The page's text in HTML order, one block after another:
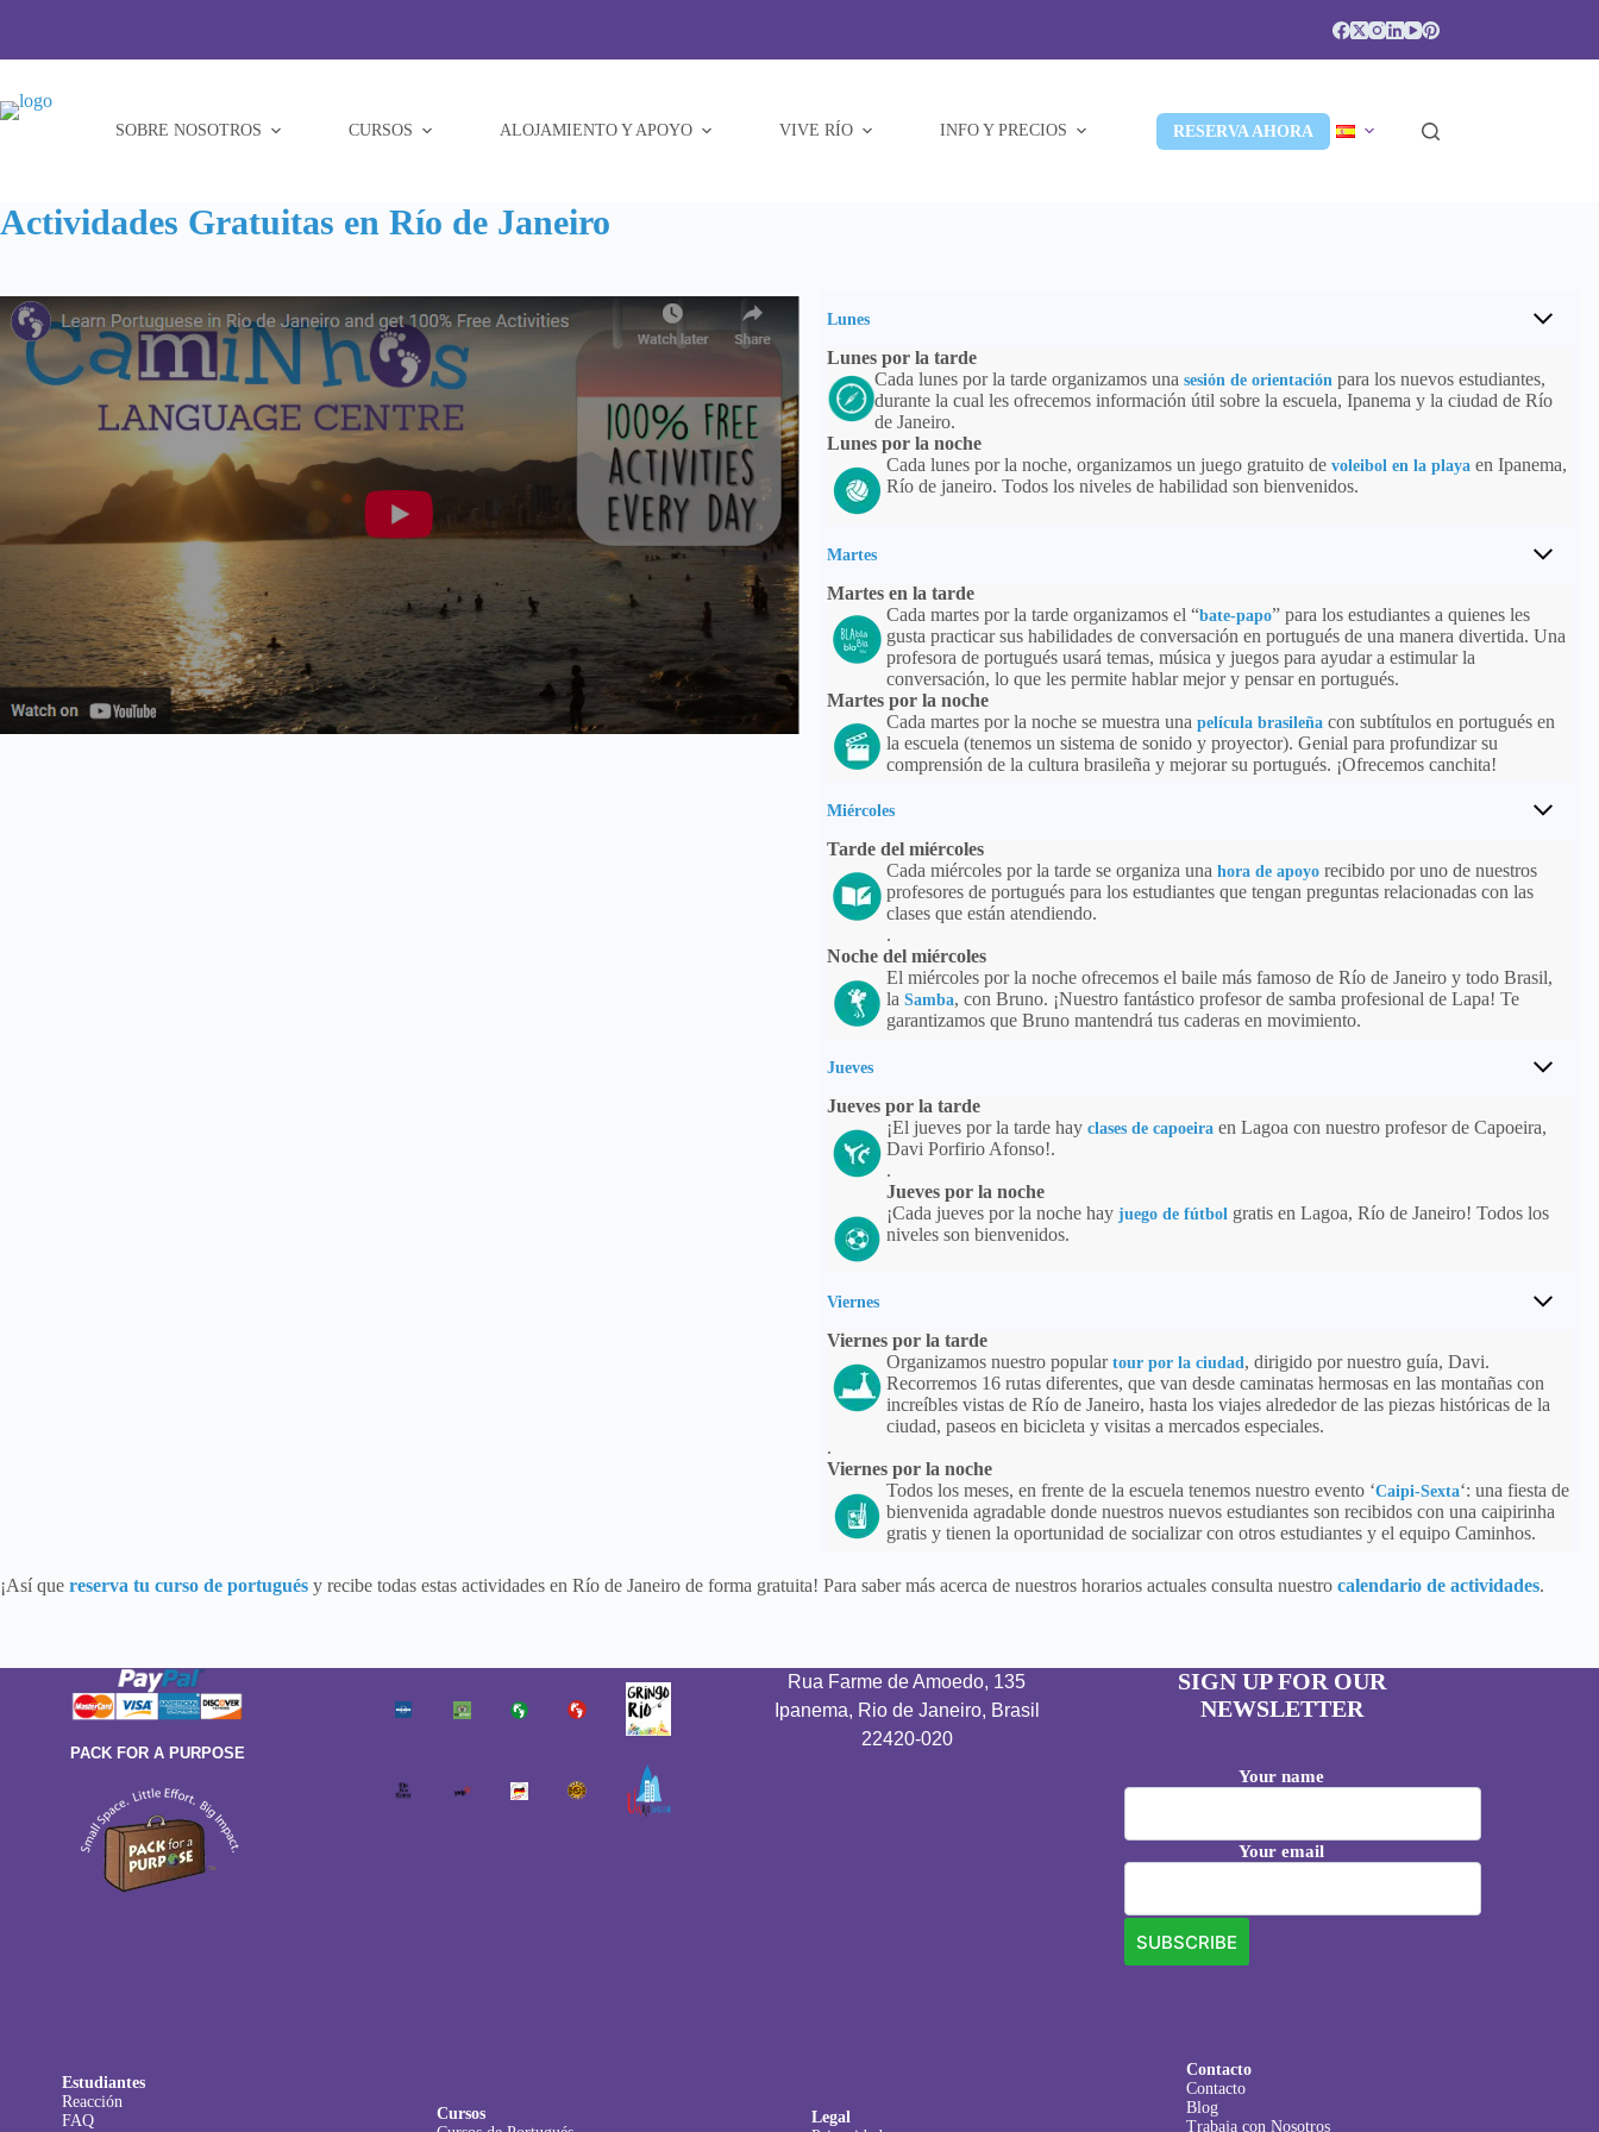
SOBRE NOSOTROS CURSOS ALOJAMIENTO Y APOYO VIVE RÍO INFO Y PRECIOS RESERVA AHORA
Actividades Gratuitas en Río de Janeiro
Lunes
Lunes por la tarde
Cada lunes por la tarde organizamos unasesión de orientación para los nuevos estudiantes,
durante la cual les ofrecemos información útil sobre la escuela, Ipanema y la ciudad de Río
de Janeiro.
Lunes por la noche
Cada lunes por la noche, organizamos un juego gratuito devoleibol en la playa en Ipanema,
Río de janeiro. Todos los niveles de habilidad son bienvenidos.
Martes
Martes en la tarde
Cada martes por la tarde organizamos el “bate-papo” para los estudiantes a quienes les
gusta practicar sus habilidades de conversación en portugués de una manera divertida. Una
profesora de portugués usará temas, música y juegos para ayudar a estimular la
conversación, lo que les permite hablar mejor y pensar en portugués.
Martes por la noche
Cada martes por la noche se muestra unapelícula brasileña con subtítulos en portugués en
la escuela (tenemos un sistema de sonido y proyector). Genial para profundizar su
comprensión de la cultura brasileña y mejorar su portugués. ¡Ofrecemos canchita!
Miércoles
Tarde del miércoles
Cada miércoles por la tarde se organiza unahora de apoyo recibido por uno de nuestros
profesores de portugués para los estudiantes que tengan preguntas relacionadas con las
clases que están atendiendo.
.
Noche del miércoles
El miércoles por la noche ofrecemos el baile más famoso de Río de Janeiro y todo Brasil,
laSamba, con Bruno. ¡Nuestro fantástico profesor de samba profesional de Lapa! Te
garantizamos que Bruno mantendrá tus caderas en movimiento.
Jueves
Jueves por la tarde
¡El jueves por la tarde hayclases de capoeira en Lagoa con nuestro profesor de Capoeira,
Davi Porfirio Afonso!.
.
Jueves por la noche
¡Cada jueves por la noche hayjuego de fútbol gratis en Lagoa, Río de Janeiro! Todos los
niveles son bienvenidos.
Viernes
Viernes por la tarde
Organizamos nuestro populartour por la ciudad, dirigido por nuestro guía, Davi.
Recorremos 16 rutas diferentes, que van desde caminatas hermosas en las montañas con
increíbles vistas de Río de Janeiro, hasta los viajes alrededor de las piezas históricas de la
ciudad, paseos en bicicleta y visitas a mercados especiales.
.
Viernes por la noche
Todos los meses, en frente de la escuela tenemos nuestro evento ‘Caipi-Sexta‘: una fiesta de
bienvenida agradable donde nuestros nuevos estudiantes son recibidos con una caipirinha
gratis y tienen la oportunidad de socializar con otros estudiantes y el equipo Caminhos.
¡Así que reserva tu curso de portugués y recibe todas estas actividades en Río de Janeiro de forma gratuita! Para saber más acerca de nuestros horarios actuales consulta nuestro calendario de actividades.
PACK FOR A PURPOSE
Estudiantes
Reacción
FAQ
Cursos
Rua Farme de Amoedo, 135
Ipanema, Rio de Janeiro, Brasil
22420-020
Legal
SIGN UP FOR OUR
NEWSLETTER
Your name
Your email
Contacto
Contacto
Blog
Trabaja con Nosotros